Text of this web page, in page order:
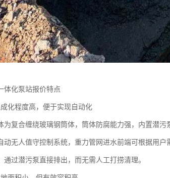
体化泵站报价特点
成化程度高，便于实现自动化
为复合缠绕玻璃钢筒体，筒体防腐能力强，内置潜
动无人值守控制系统，重力管网进水前端可根据用
通过潜污泵直接排出，而无需人工打捞清理。